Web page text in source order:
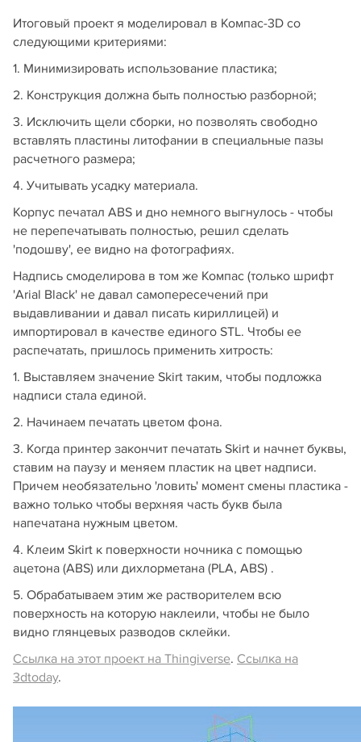
Итоговый проект я моделировал в Компас-3D со
следующими критериями:
1. Минимизировать использование пластика;
2. Конструкция должна быть полностью разборной;
3. Исключить щели сборки, но позволять свободно
вставлять пластины литофании в специальные пазы
расчетного размера;
4. Учитывать усадку материала.
Корпус печатал ABS и дно немного выгнулось - чтобы
не перепечатывать полностью, решил сделать
'подошву', ее видно на фотографиях.
Надпись смоделирова в том же Компас (только шрифт
'Arial Black' не давал самопересечений при
выдавливании и давал писать кириллицей) и
импортировал в качестве единого STL. Чтобы ее
распечатать, пришлось применить хитрость:
1. Выставляем значение Skirt таким, чтобы подложка
надписи стала единой.
2. Начинаем печатать цветом фона.
3. Когда принтер закончит печатать Skirt и начнет буквы,
ставим на паузу и меняем пластик на цвет надписи.
Причем необязательно 'ловить' момент смены пластика -
важно только чтобы верхняя часть букв была
напечатана нужным цветом.
4. Клеим Skirt к поверхности ночника с помощью
ацетона (ABS) или дихлорметана (PLA, ABS) .
5. Обрабатываем этим же растворителем всю
поверхность на которую наклеили, чтобы не было
видно глянцевых разводов склейки.
Ссылка на этот проект на Thingiverse. Ссылка на
3dtoday.